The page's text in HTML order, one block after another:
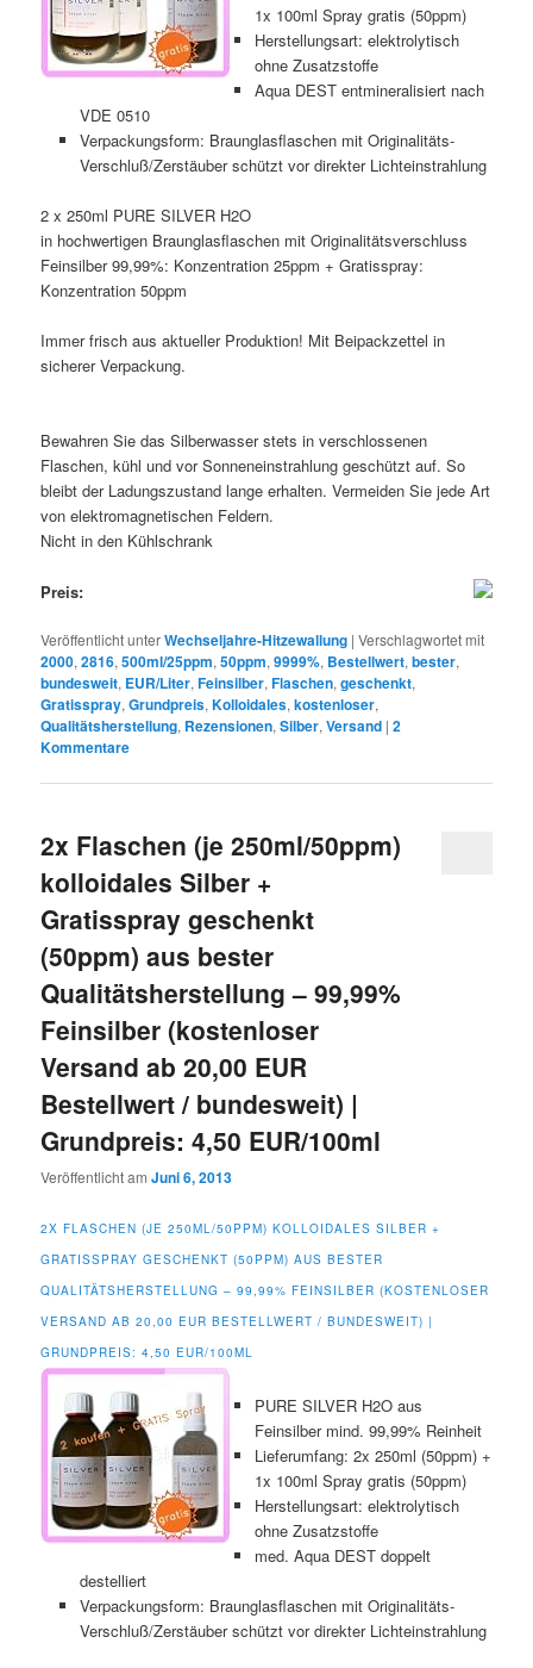
1x 100ml Spray gratis (50ppm)
Herstellungsart: elektrolytisch
ohne Zusatzstoffe
Aqua DEST entmineralisiert nach
VDE 0510
Verpackungsform: Braunglasflaschen mit Originalitäts-
Verschluß/Zerstäuber schützt vor direkter Lichteinstrahlung
2 x 250ml PURE SILVER H2O
in hochwertigen Braunglasflaschen mit Originalitätsverschluss
Feinsilber 99,99%: Konzentration 25ppm + Gratisspray:
Konzentration 50ppm
Immer frisch aus aktueller Produktion! Mit Beipackzettel in
sicherer Verpackung.
Bewahren Sie das Silberwasser stets in verschlossenen
Flaschen, kühl und vor Sonneneinstrahlung geschützt auf. So
bleibt der Ladungszustand lange erhalten. Vermeiden Sie jede Art
von elektromagnetischen Feldern.
Nicht in den Kühlschrank
Preis:
Veröffentlicht unterWechseljahre-Hitzewallung |Verschlagwortet mit
2000,2816,500ml/25ppm,50ppm,9999%, Bestellwert,bester,
bundesweit, EUR/Liter,Feinsilber,Flaschen,geschenkt,
Gratisspray,Grundpreis,Kolloidales,kostenloser,
Qualitätsherstellung, Rezensionen,Silber,Versand |2
Kommentare
2x Flaschen (je 250ml/50ppm)
kolloidales Silber +
Gratisspray geschenkt
(50ppm) aus bester
Qualitätsherstellung – 99,99%
Feinsilber (kostenloser
Versand ab 20,00 EUR
Bestellwert / bundesweit) |
Grundpreis: 4,50 EUR/100ml
Veröffentlicht amJuni 6, 2013
2X FLASCHEN (JE 250ML/50PPM) KOLLOIDALES SILBER +
GRATISSPRAY GESCHENKT (50PPM) AUS BESTER
QUALITÄTSHERSTELLUNG – 99,99% FEINSILBER (KOSTENLOSER
VERSAND AB 20,00 EUR BESTELLWERT / BUNDESWEIT) |
GRUNDPREIS: 4,50 EUR/100ML
PURE SILVER H2O aus
Feinsilber mind. 99,99% Reinheit
Lieferumfang: 2x 250ml (50ppm) +
1x 100ml Spray gratis (50ppm)
Herstellungsart: elektrolytisch
ohne Zusatzstoffe
med. Aqua DEST doppelt
destelliert
Verpackungsform: Braunglasflaschen mit Originalitäts-
Verschluß/Zerstäuber schützt vor direkter Lichteinstrahlung